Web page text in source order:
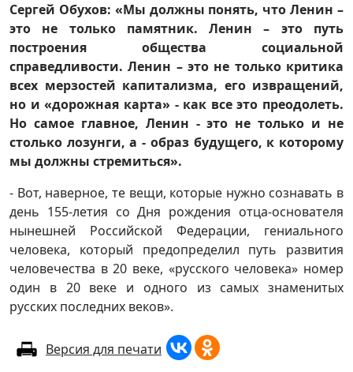
Сергей Обухов: «Мы должны понять, что Ленин –
это не только памятник. Ленин – это путь
построения общества социальной
справедливости. Ленин – это не только критика
всех мерзостей капитализма, его извращений,
но и «дорожная карта» - как все это преодолеть.
Но самое главное, Ленин - это не только и не
столько лозунги, а - образ будущего, к которому
мы должны стремиться».
- Вот, наверное, те вещи, которые нужно сознавать в
день 155-летия со Дня рождения отца-основателя
нынешней Российской Федерации, гениального
человека, который предопределил путь развития
человечества в 20 веке, «русского человека» номер
один в 20 веке и одного из самых знаменитых
русских последних веков».
Версия для печати